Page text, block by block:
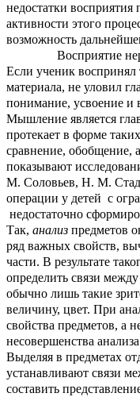
недостатки восприятия
активности этого
возможность
Восприятие
Если ученик
материала, не уловил
понимание, усвоение и
Мышление является
протекает в форме
сравнение, обобщение,
показывают
М. Соловьев, Н. М.
операции у детей c
недостаточно
Так, анализ предметов
ряд важных свойств,
части. В результате
определить связи
обычно лишь такие
величину, цвет. При
свойства предметов, а
несовершенства
Выделяя в предметах
устанавливают связи
составить